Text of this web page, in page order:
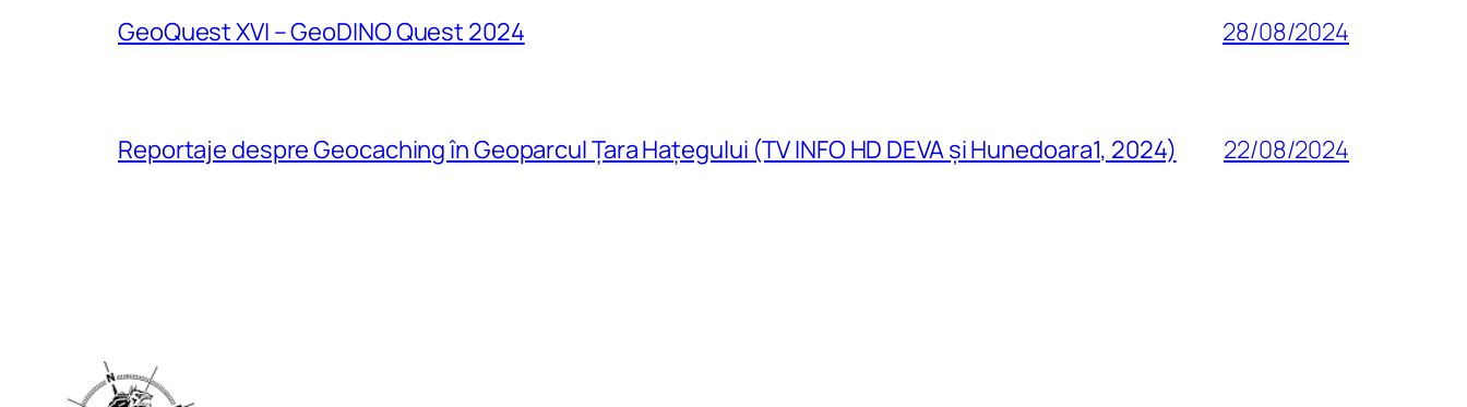
GeoQuest XVI – GeoDINO Quest 2024 28/08/2024
Reportaje despre Geocaching în Geoparcul Țara Hațegului (TV INFO HD DEVA și Hunedoara1, 2024) 22/08/2024